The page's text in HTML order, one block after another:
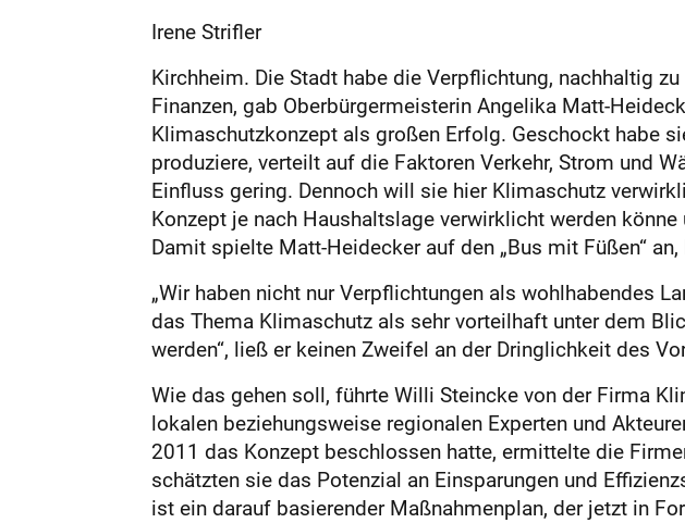
Irene Strifler
Kirchheim. Die Stadt habe die Verpflichtung, nachhaltig
Finanzen, gab Oberbürgermeisterin Angelika Matt-
Klimaschutzkonzept als großen Erfolg. Geschockt habe
produziere, verteilt auf die Faktoren Verkehr, Strom und
Einfluss gering. Dennoch will sie hier Klimaschutz
Konzept je nach Haushaltslage verwirklicht werden
Damit spielte Matt-Heidecker auf den „Bus mit Füßen“
„Wir haben nicht nur Verpflichtungen als wohlhabendes
das Thema Klimaschutz als sehr vorteilhaft unter dem
werden“, ließ er keinen Zweifel an der Dringlichkeit des
Wie das gehen soll, führte Willi Steincke von der Firma
lokalen beziehungsweise regionalen Experten und
2011 das Konzept beschlossen hatte, ermittelte die
schätzten sie das Potenzial an Einsparungen und
ist ein darauf basierender Maßnahmenplan, der jetzt in